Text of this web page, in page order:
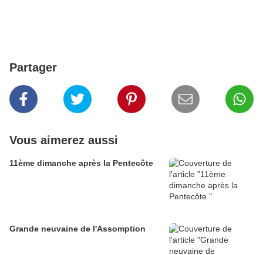
Partager
Vous aimerez aussi
11ème dimanche après la Pentecôte
Grande neuvaine de l'Assomption